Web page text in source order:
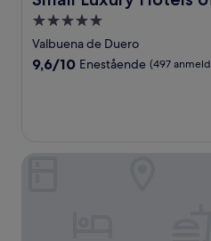
5.0-
stjernet
overnatningssted
Valbuena de Duero
9.6
anmeldelser)
9,6/10 Enestående (497